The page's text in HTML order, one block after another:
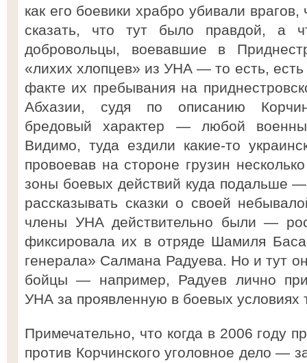
как его боевики храбро убивали
сказать, что тут было правдой, а
добровольцы, воевавшие в
«лихих хлопцев» из УНА — то есть,
факте их пребывания на
Абхазии, судя по описанию
бредовый характер — любой
Видимо, туда ездили какие-то
провоевав на стороне грузин
зоны боевых действий куда подальше
рассказывать сказки о своей
члены УНА действительно были —
фиксировала их в отряде Шамиля
генерала» Салмана Радуева. Но и тут
бойцы — например, Радуев лично
УНА за проявленную в боевых условиях
Примечательно, что когда в 2006 году
против Корчинского уголовное дело —